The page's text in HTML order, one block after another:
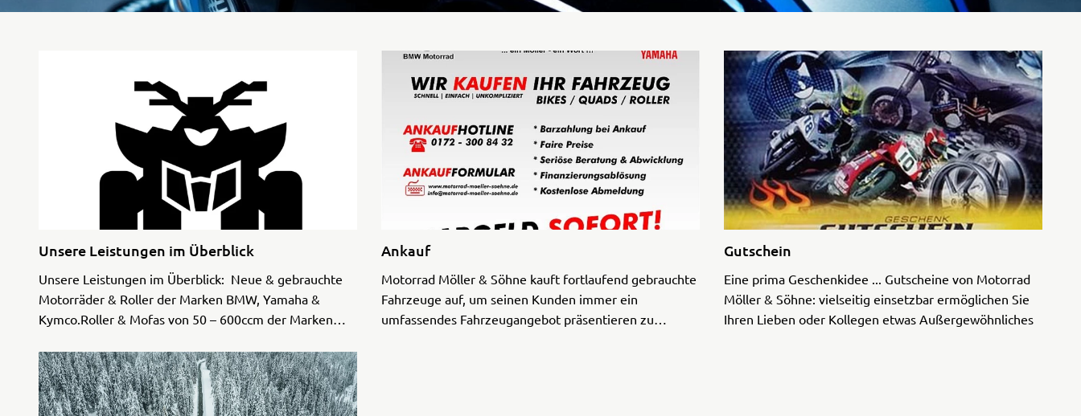
Raid
Unsere Leistungen im Überblick
Unsere Leistungen im Überblick: Neue & gebrauchte
Motorräder & Roller der Marken BMW, Yamaha &
Kymco.Roller & Mofas von 50 – 600ccm der Marken
mit LOF Zulassung der Mark ...
Ankauf
Motorrad Möller & Söhne kauft fortlaufend gebrauchte
Fahrzeuge auf, um seinen Kunden immer ein
umfassendes Fahrzeugangebot präsentieren zu
Gutschein
Eine prima Geschenkidee ... Gutscheine von Motorrad
Möller & Söhne: vielseitig einsetzbar ermöglichen Sie
Ihren Lieben oder Kollegen etwas Außergewöhnliches